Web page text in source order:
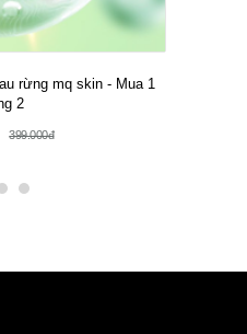
rừng mq skin - Mua 1
2
399.000đ